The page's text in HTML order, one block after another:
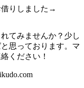
借りしました→
てみませんか？少し
思っております。マ
ください！